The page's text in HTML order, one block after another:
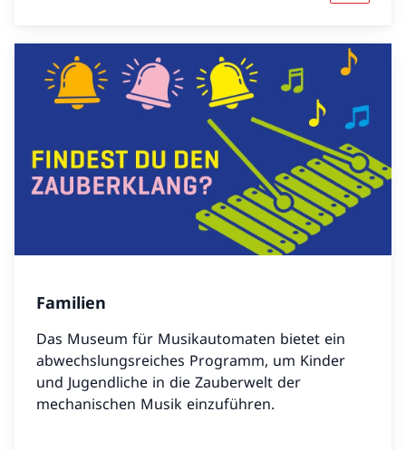
Familien
Das Museum für Musikautomaten bietet ein
abwechslungsreiches Programm, um Kinder
und Jugendliche in die Zauberwelt der
mechanischen Musik einzuführen.